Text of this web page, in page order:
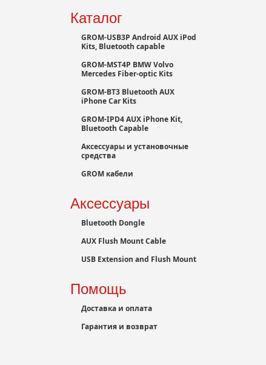
Каталог
GROM-USB3P Android AUX iPod
Kits, Bluetooth capable
GROM-MST4P BMW Volvo
Mercedes Fiber-optic Kits
GROM-BT3 Bluetooth AUX
iPhone Car Kits
GROM-IPD4 AUX iPhone Kit,
Bluetooth Capable
Аксессуары и установочные
средства
GROM кабели
Аксессуары
Bluetooth Dongle
AUX Flush Mount Cable
USB Extension and Flush Mount
Помощь
Доставка и оплата
Гарантия и возврат